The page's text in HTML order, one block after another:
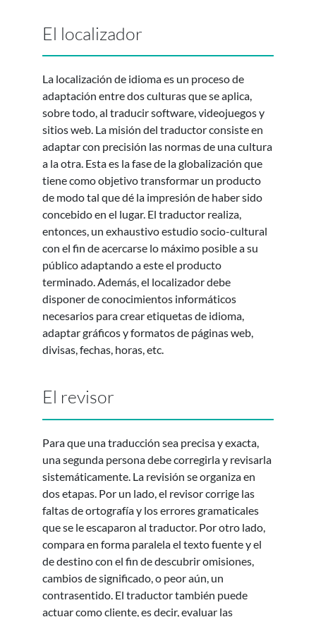
El localizador
La localización de idioma es un proceso de
adaptación entre dos culturas que se aplica,
sobre todo, al traducir software, videojuegos y
sitios web. La misión del traductor consiste en
adaptar con precisión las normas de una cultura
a la otra. Esta es la fase de la globalización que
tiene como objetivo transformar un producto
de modo tal que dé la impresión de haber sido
concebido en el lugar. El traductor realiza,
entonces, un exhaustivo estudio socio-cultural
con el fin de acercarse lo máximo posible a su
público adaptando a este el producto
terminado. Además, el localizador debe
disponer de conocimientos informáticos
necesarios para crear etiquetas de idioma,
adaptar gráficos y formatos de páginas web,
divisas, fechas, horas, etc.
El revisor
Para que una traducción sea precisa y exacta,
una segunda persona debe corregirla y revisarla
sistemáticamente. La revisión se organiza en
dos etapas. Por un lado, el revisor corrige las
faltas de ortografía y los errores gramaticales
que se le escaparon al traductor. Por otro lado,
compara en forma paralela el texto fuente y el
de destino con el fin de descubrir omisiones,
cambios de significado, o peor aún, un
contrasentido. El traductor también puede
actuar como cliente, es decir, evaluar las